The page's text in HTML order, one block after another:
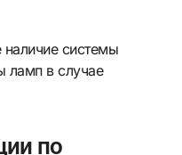
системы
ламп в случае
по